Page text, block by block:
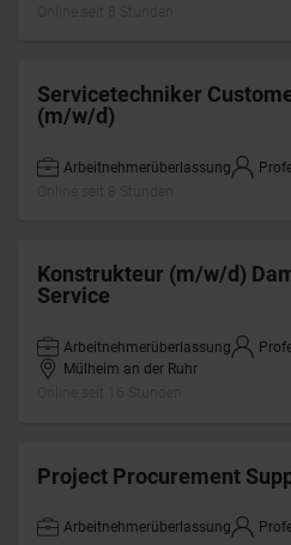
Servicetechniker
(m/w/d)
Arbeitnehmerüberlassung
Konstrukteur (m/w/d)
Service
Arbeitnehmerüberlassung
Mülheim an der Ruhr
Project Procurement
Arbeitnehmerüberlassung